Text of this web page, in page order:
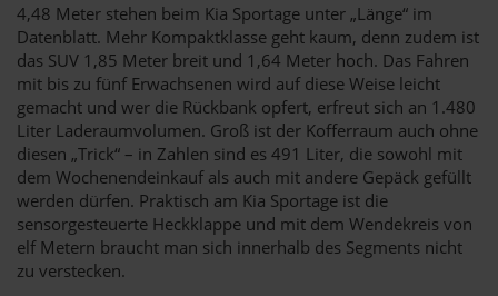
4,48 Meter stehen beim Kia Sportage unter „Länge“ im
Datenblatt. Mehr Kompaktklasse geht kaum, denn zudem ist
das SUV 1,85 Meter breit und 1,64 Meter hoch. Das Fahren
mit bis zu fünf Erwachsenen wird auf diese Weise leicht
gemacht und wer die Rückbank opfert, erfreut sich an 1.480
Liter Laderaumvolumen. Groß ist der Kofferraum auch ohne
diesen „Trick“ – in Zahlen sind es 491 Liter, die sowohl mit
dem Wochenendeinkauf als auch mit andere Gepäck gefüllt
werden dürfen. Praktisch am Kia Sportage ist die
sensorgesteuerte Heckklappe und mit dem Wendekreis von
elf Metern braucht man sich innerhalb des Segments nicht
zu verstecken.